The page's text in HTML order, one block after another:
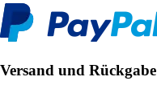
Versand und Rückgabe